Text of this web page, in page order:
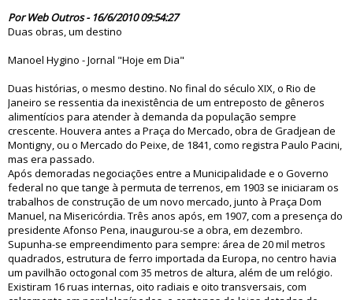
Por Web Outros - 16/6/2010 09:54:27
Duas obras, um destino
Manoel Hygino - Jornal "Hoje em Dia"
Duas histórias, o mesmo destino. No final do século XIX, o Rio de
Janeiro se ressentia da inexistência de um entreposto de gêneros
alimentícios para atender à demanda da população sempre
crescente. Houvera antes a Praça do Mercado, obra de Gradjean de
Montigny, ou o Mercado do Peixe, de 1841, como registra Paulo Pacini,
mas era passado.
Após demoradas negociações entre a Municipalidade e o Governo
federal no que tange à permuta de terrenos, em 1903 se iniciaram os
trabalhos de construção de um novo mercado, junto à Praça Dom
Manuel, na Misericórdia. Três anos após, em 1907, com a presença do
presidente Afonso Pena, inaugurou-se a obra, em dezembro.
Supunha-se empreendimento para sempre: área de 20 mil metros
quadrados, estrutura de ferro importada da Europa, no centro havia
um pavilhão octogonal com 35 metros de altura, além de um relógio.
Existiram 16 ruas internas, oito radiais e oito transversais, com